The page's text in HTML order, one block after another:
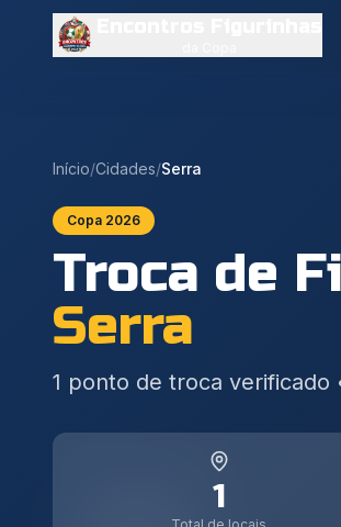
Início/Cidades/Serra
Copa 2026
Troca de
Serra
1 ponto de troca verificado
1